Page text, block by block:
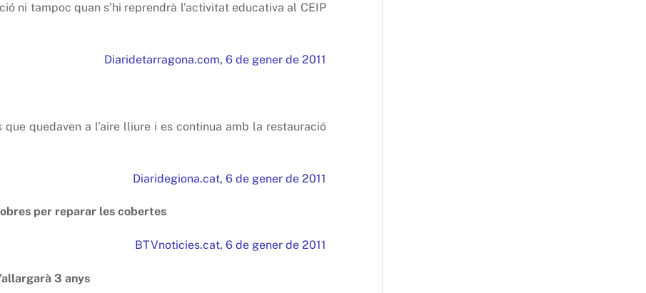
ni tampoc quan s’hi reprendrà l’activitat educativa al CEIP
Diaridetarragona.com, 6 de gener de 2011
quedaven a l’aire lliure i es continua amb la restauració
Diaridegiona.cat, 6 de gener de 2011
per reparar les cobertes
BTVnoticies.cat, 6 de gener de 2011
3 anys